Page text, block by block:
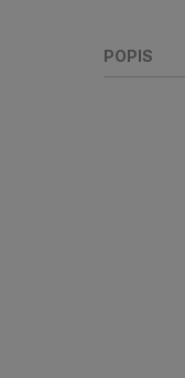
POPIS